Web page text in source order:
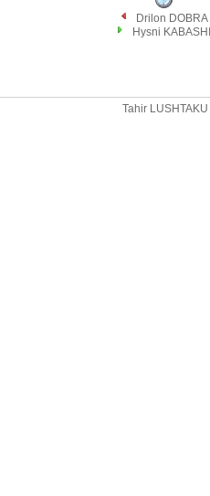
Drilon DOBRA
Hysni KABASHI
Tahir LUSHTAKU